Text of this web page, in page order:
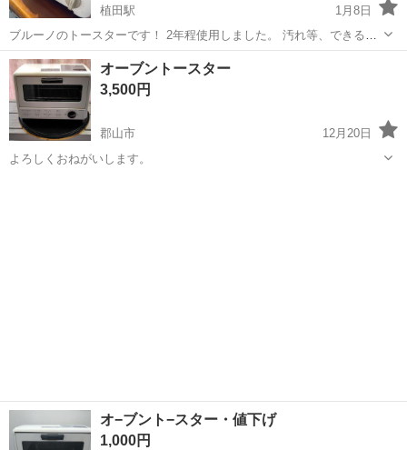
植田駅
1月8日
ブルーノのトースターです！ 2年程使用しました。 汚れ等、できる限
り落としましたが、こちらではここまでが限界でした(>_<) 重曹など使
用すればもっと綺麗になるのではないかと思います！ 汚れはあります
が、まだまだ使用できるも...
福島 いわき市 植田駅 キッチン家電
オーブントースター
3,500円
郡山市
12月20日
よろしくおねがいします。
オ−ブント−スター・値下げ
1,000円